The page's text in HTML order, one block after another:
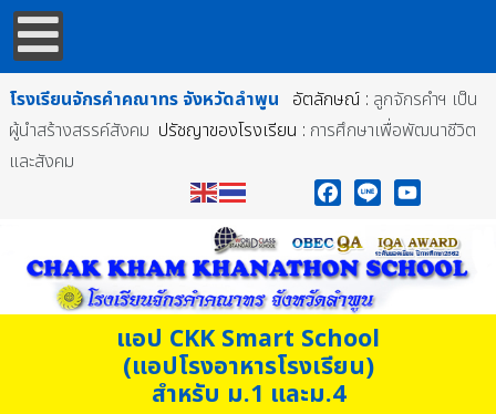
โรงเรียนจักรคำคณาทร จังหวัดลำพูน อัตลักษณ์ : ลูกจักรคำฯ เป็น
ผู้นำสร้างสรรค์สังคม ปรัชญาของโรงเรียน : การศึกษาเพื่อพัฒนาชีวิต
และสังคม
แอป CKK Smart School
(แอปโรงอาหารโรงเรียน)
สำหรับ ม.1 และม.4